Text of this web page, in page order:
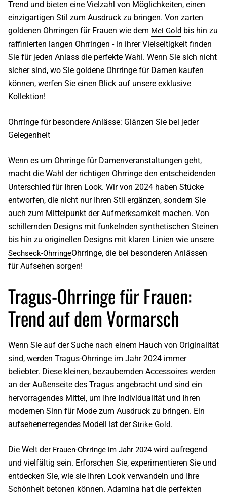
Trend und bieten eine Vielzahl von Möglichkeiten, einen
einzigartigen Stil zum Ausdruck zu bringen. Von zarten
goldenen Ohrringen für Frauen wie dem Mei Gold bis hin zu
raffinierten langen Ohrringen - in ihrer Vielseitigkeit finden
Sie für jeden Anlass die perfekte Wahl. Wenn Sie sich nicht
sicher sind, wo Sie goldene Ohrringe für Damen kaufen
können, werfen Sie einen Blick auf unsere exklusive
Kollektion!
Ohrringe für besondere Anlässe: Glänzen Sie bei jeder
Gelegenheit
Wenn es um Ohrringe für Damenveranstaltungen geht,
macht die Wahl der richtigen Ohrringe den entscheidenden
Unterschied für Ihren Look. Wir von 2024 haben Stücke
entworfen, die nicht nur Ihren Stil ergänzen, sondern Sie
auch zum Mittelpunkt der Aufmerksamkeit machen. Von
schillernden Designs mit funkelnden synthetischen Steinen
bis hin zu originellen Designs mit klaren Linien wie unsere
Sechseck-OhrringeOhrringe, die bei besonderen Anlässen
für Aufsehen sorgen!
Tragus-Ohrringe für Frauen:
Trend auf dem Vormarsch
Wenn Sie auf der Suche nach einem Hauch von Originalität
sind, werden Tragus-Ohrringe im Jahr 2024 immer
beliebter. Diese kleinen, bezaubernden Accessoires werden
an der Außenseite des Tragus angebracht und sind ein
hervorragendes Mittel, um Ihre Individualität und Ihren
modernen Sinn für Mode zum Ausdruck zu bringen. Ein
aufsehenerregendes Modell ist derStrike Gold.
Die Welt der Frauen-Ohrringe im Jahr 2024wird aufregend
und vielfältig sein. Erforschen Sie, experimentieren Sie und
entdecken Sie, wie sie Ihren Look verwandeln und Ihre
Schönheit betonen können. Adamina hat die perfekten